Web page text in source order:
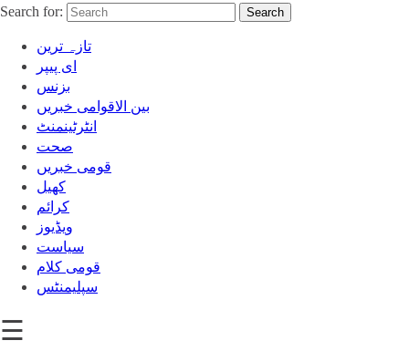
Search for:
Search
تازہ ترین
ای پیپر
بزنس
بین الاقوامی خبریں
انٹرٹینمنٹ
صحت
قومی خبریں
کھیل
‎کرائم
ویڈیوز
سیاست
قومی کلام
سپلیمنٹس
☰